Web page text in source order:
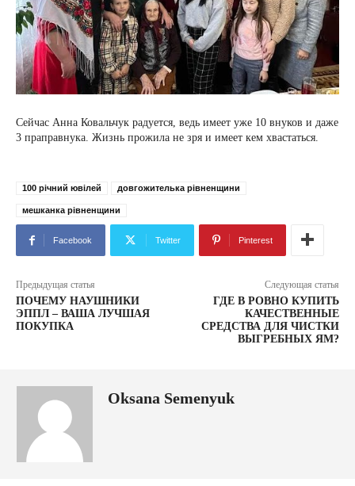
Сейчас Анна Ковальчук радуется, ведь имеет уже 10 внуков и даже
3 праправнука. Жизнь прожила не зря и имеет кем хвастаться.
100 річний ювілей довгожителька рівненщини
мешканка рівненщини
Facebook Twitter Pinterest
Предыдущая статья
ПОЧЕМУ НАУШНИКИ
ЭППЛ – ВАША ЛУЧШАЯ
ПОКУПКА
Следующая статья
ГДЕ В РОВНО КУПИТЬ
КАЧЕСТВЕННЫЕ
СРЕДСТВА ДЛЯ ЧИСТКИ
ВЫГРЕБНЫХ ЯМ?
Oksana Semenyuk